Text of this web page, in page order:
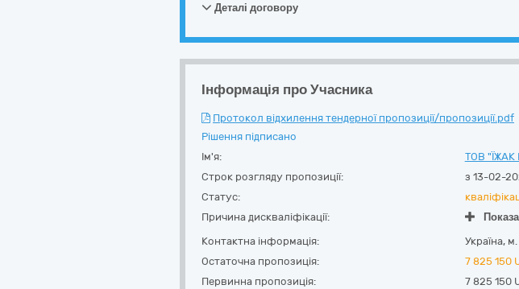
Деталі договору
Інформація про Учасника
Протокол відхилення тендерної пропозиції/пропозиції.pdf
Рішення підписано
Ім'я:
ТОВ "ЇЖАК
Строк розгляду пропозиції:
з 13-02-
Статус:
Причина дискваліфікації:
Контактна інформація:
Україна, м.
Остаточна пропозиція:
7 825 150
Первинна пропозиція:
7 825 150